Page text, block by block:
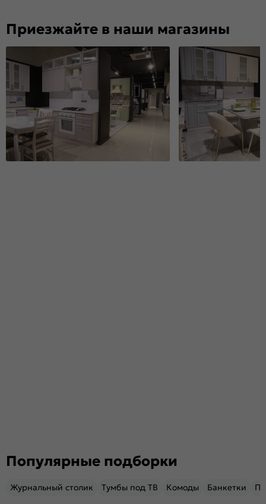
Приезжайте в наши магазины
Популярные подборки
Журнальный столик Тумбы под ТВ Комоды Банкетки